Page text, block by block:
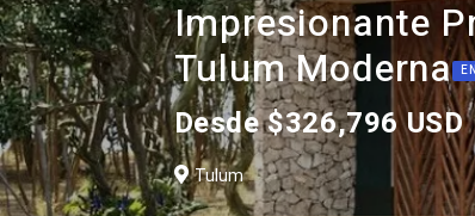
Impresionante
Tulum Moderna
Desde $326,796 USD
Tulum